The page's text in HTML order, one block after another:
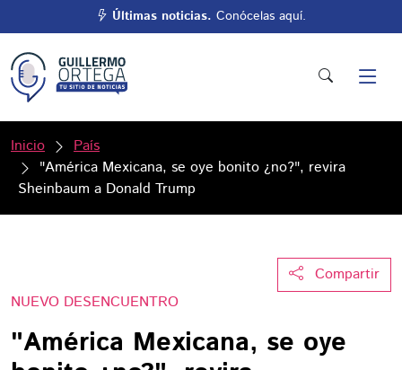
Últimas noticias. Conócelas aquí.
Inicio
País
"América Mexicana, se oye bonito ¿no?", revira
Sheinbaum a Donald Trump
Compartir
NUEVO DESENCUENTRO
"América Mexicana, se oye